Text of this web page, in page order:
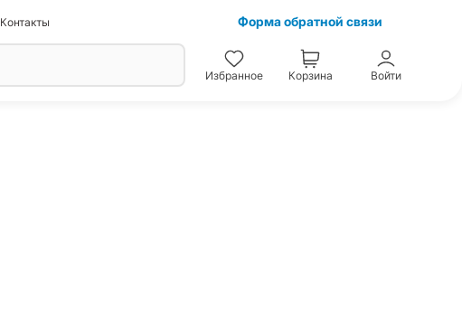
Контакты Форма обратной связи
Избранное Корзина Войти